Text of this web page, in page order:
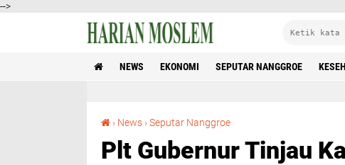
-->
NEWS EKONOMI SEPUTAR NANGGROE
› News ›Seputar Nanggroe
Plt Gubernur Tinjau